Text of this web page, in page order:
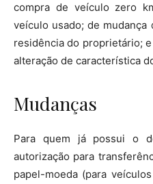
compra de veículo zero
veículo usado; de
residência do proprietário;
alteração de característica
Mudanças
Para quem já possui o
autorização para
papel-moeda (para